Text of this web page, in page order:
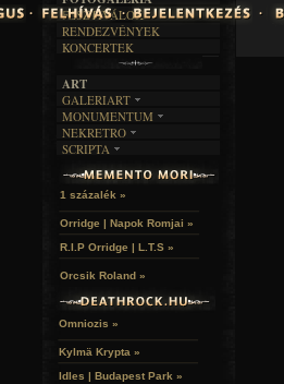
FESZTIVÁLOK
RENDEZVÉNYEK
KONCERTEK
ART
GALERIART
ARTGALERI
KÉPREGÉNYEK
LAKÁSKULTS
MONUMENTUM
TEMETŐK
TEMPLOMOK
VÁRAK
HELYEK
NEKRETRO
SZUBKULT
FEKETE LYUK
RELIKVIÁK
SCRIPTA
NOVELLÁK
VERSEK
1 százalék »
Orridge | Napok Romjai »
R.I.P Orridge | L.T.S »
Orcsik Roland »
Omniozis »
Kylmä Krypta »
Idles | Budapest Park »